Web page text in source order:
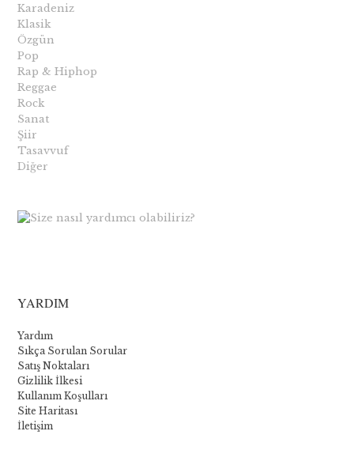
Karadeniz
Klasik
Özgün
Pop
Rap & Hiphop
Reggae
Rock
Sanat
Şiir
Tasavvuf
Diğer
YARDIM
Yardım
Sıkça Sorulan Sorular
Satış Noktaları
Gizlilik İlkesi
Kullanım Koşulları
Site Haritası
İletişim